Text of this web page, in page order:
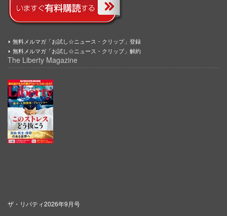
無料メルマガ「お試し☆ニュース・クリップ」登録
無料メルマガ「お試し☆ニュース・クリップ」解約
The Liberty Magazine
ザ・リバティ2026年9月号